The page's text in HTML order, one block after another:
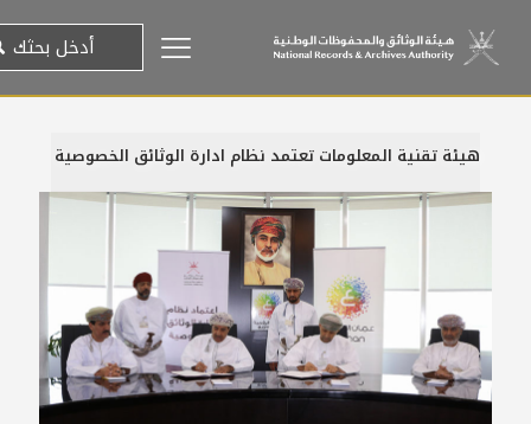
هيئة تقنية المعلومات تعتمد نظام ادارة الوثائق الخصوصية
13 يوليو، 2017